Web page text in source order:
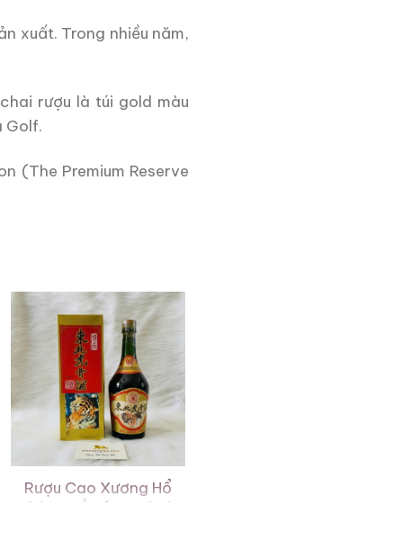
xuất. Trong nhiều năm,
rượu là túi gold màu
Golf.
(The Premium Reserve
Rượu Cao Xương Hổ
Đông Bắc (Dongbei